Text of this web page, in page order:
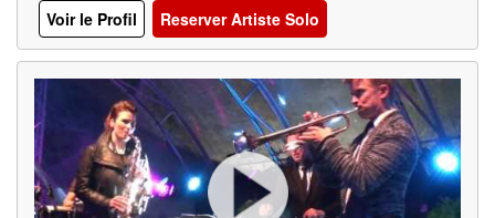
Voir le Profil
Reserver Artiste Solo